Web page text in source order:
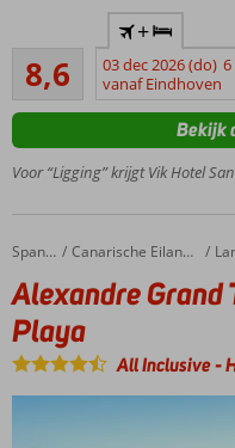
Accommodatie met een
GSTC erkend
duurzaamheidscertificaat
Toplocatie;
loop zo
op
verwarmde
zwembaden
Wellness
area
met
8,6
Aanrader
48
beoordelingen
+
03 dec 2026 (do)
vanaf Eindhoven
Voor “Ligging” krijgt Vik Hotel
Bekijk
Home Spanje Canarische Eilanden
Alexandre Grand Teguise Playa
Alexandre Grand
Playa
All Inclusive-